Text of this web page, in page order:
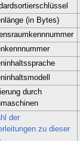
(in Bytes)
durch
der
zu dieser